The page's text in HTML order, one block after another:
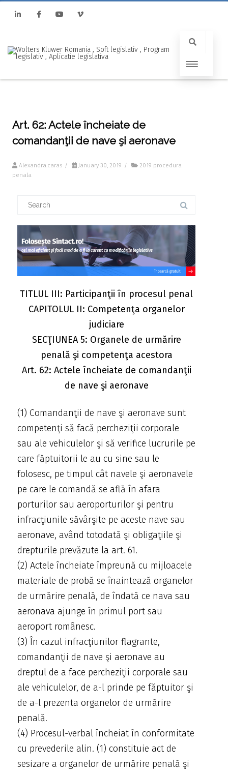
Art. 62: Actele încheiate de
comandanţii de nave şi aeronave
Alexandra.caras / January 30, 2019 /
2019 procedura
penala
TITLUL III: Participanţii în procesul penal
CAPITOLUL II: Competenţa organelor
judiciare
SECŢIUNEA 5: Organele de urmărire
penală şi competenţa acestora
Art. 62: Actele încheiate de comandanţii
de nave şi aeronave
(1) Comandanţii de nave şi aeronave sunt
competenţi să facă percheziţii corporale
sau ale vehiculelor şi să verifice lucrurile pe
care făptuitorii le au cu sine sau le
folosesc, pe timpul cât navele şi aeronavele
pe care le comandă se află în afara
porturilor sau aeroporturilor şi pentru
infracţiunile săvârşite pe aceste nave sau
aeronave, având totodată şi obligaţiile şi
drepturile prevăzute la art. 61.
(2) Actele încheiate împreună cu mijloacele
materiale de probă se înaintează organelor
de urmărire penală, de îndată ce nava sau
aeronava ajunge în primul port sau
aeroport românesc.
(3) În cazul infracţiunilor flagrante,
comandanţii de nave şi aeronave au
dreptul de a face percheziţii corporale sau
ale vehiculelor, de a-l prinde pe făptuitor şi
de a-l prezenta organelor de urmărire
penală.
(4) Procesul-verbal încheiat în conformitate
cu prevederile alin. (1) constituie act de
sesizare a organelor de urmărire penală şi